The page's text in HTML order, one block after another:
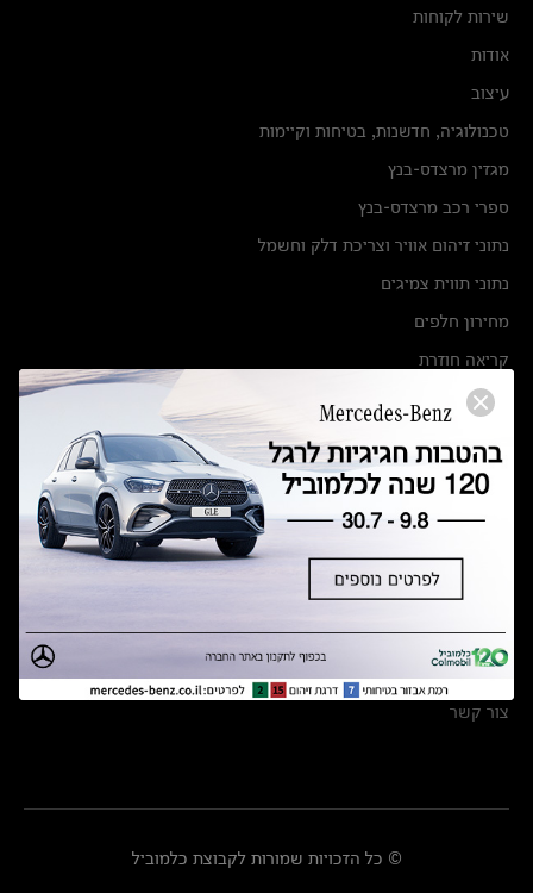
שירות לקוחות
אודות
עיצוב
טכנולוגיה, חדשנות, בטיחות וקיימות
מגזין מרצדס-בנץ
ספרי רכב מרצדס-בנץ
נתוני זיהום אוויר וצריכת דלק וחשמל
נתוני תווית צמיגים
מחירון חלפים
קריאה חוזרת
הודעה על הטבות לרכבי מרצדס בהסדר פשרה בתצ 56447-02-19
תקנון ימי מכירות 120 לכלמוביל
מצאו אותנו
אולמות תצוגה
מרכזי שירות
צור קשר
© כל הזכויות שמורות לקבוצת כלמוביל